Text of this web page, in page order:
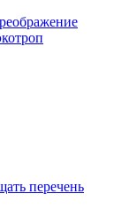
перечень